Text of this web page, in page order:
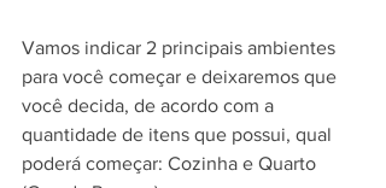
Vamos indicar 2 principais ambientes
para você começar e deixaremos que
você decida, de acordo com a
quantidade de itens que possui, qual
poderá começar: Cozinha e Quarto